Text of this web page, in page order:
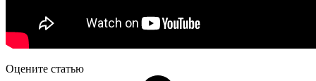
Оцените статью